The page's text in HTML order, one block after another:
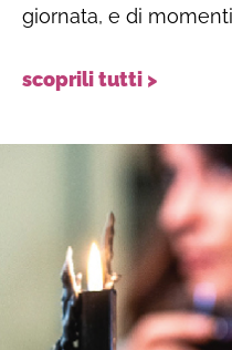
giornata, e di
scoprili tutti >